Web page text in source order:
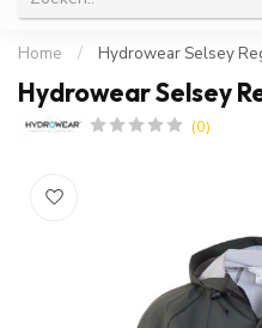
Home / Hydrowear Selsey
Hydrowear Selsey
(0)